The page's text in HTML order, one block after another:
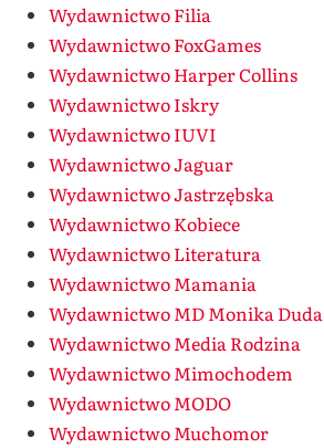
Wydawnictwo Filia
Wydawnictwo FoxGames
Wydawnictwo Harper Collins
Wydawnictwo Iskry
Wydawnictwo IUVI
Wydawnictwo Jaguar
Wydawnictwo Jastrzębska
Wydawnictwo Kobiece
Wydawnictwo Literatura
Wydawnictwo Mamania
Wydawnictwo MD Monika Duda
Wydawnictwo Media Rodzina
Wydawnictwo Mimochodem
Wydawnictwo MODO
Wydawnictwo Muchomor